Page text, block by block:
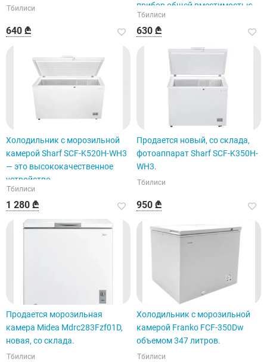
Тбилиси
640 ₾
прибор общей вместимостью
145 литров.
Тбилиси
630 ₾
Холодильник с морозильной
камерой Sharf SCF-K520H-WH3
— это высококачественное
устройство.
Тбилиси
1 280 ₾
Продается новый, со склада,
фотоаппарат Sharf SCF-K350H-
WH3.
Тбилиси
950 ₾
Продается морозильная
камера Midea Mdrc283Fzf01D,
новая, со склада.
Тбилиси
Холодильник с морозильной
камерой Franko FCF-350Dw
объемом 347 литров.
Тбилиси